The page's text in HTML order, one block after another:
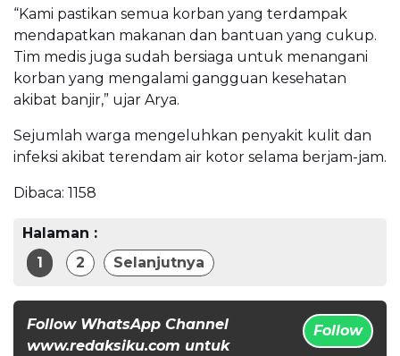
“Kami pastikan semua korban yang terdampak
mendapatkan makanan dan bantuan yang cukup.
Tim medis juga sudah bersiaga untuk menangani
korban yang mengalami gangguan kesehatan
akibat banjir,” ujar Arya.
Sejumlah warga mengeluhkan penyakit kulit dan
infeksi akibat terendam air kotor selama berjam-jam.
Dibaca: 1158
Halaman :
1
2 Selanjutnya
Follow WhatsApp Channel
www.redaksiku.com untuk
Follow